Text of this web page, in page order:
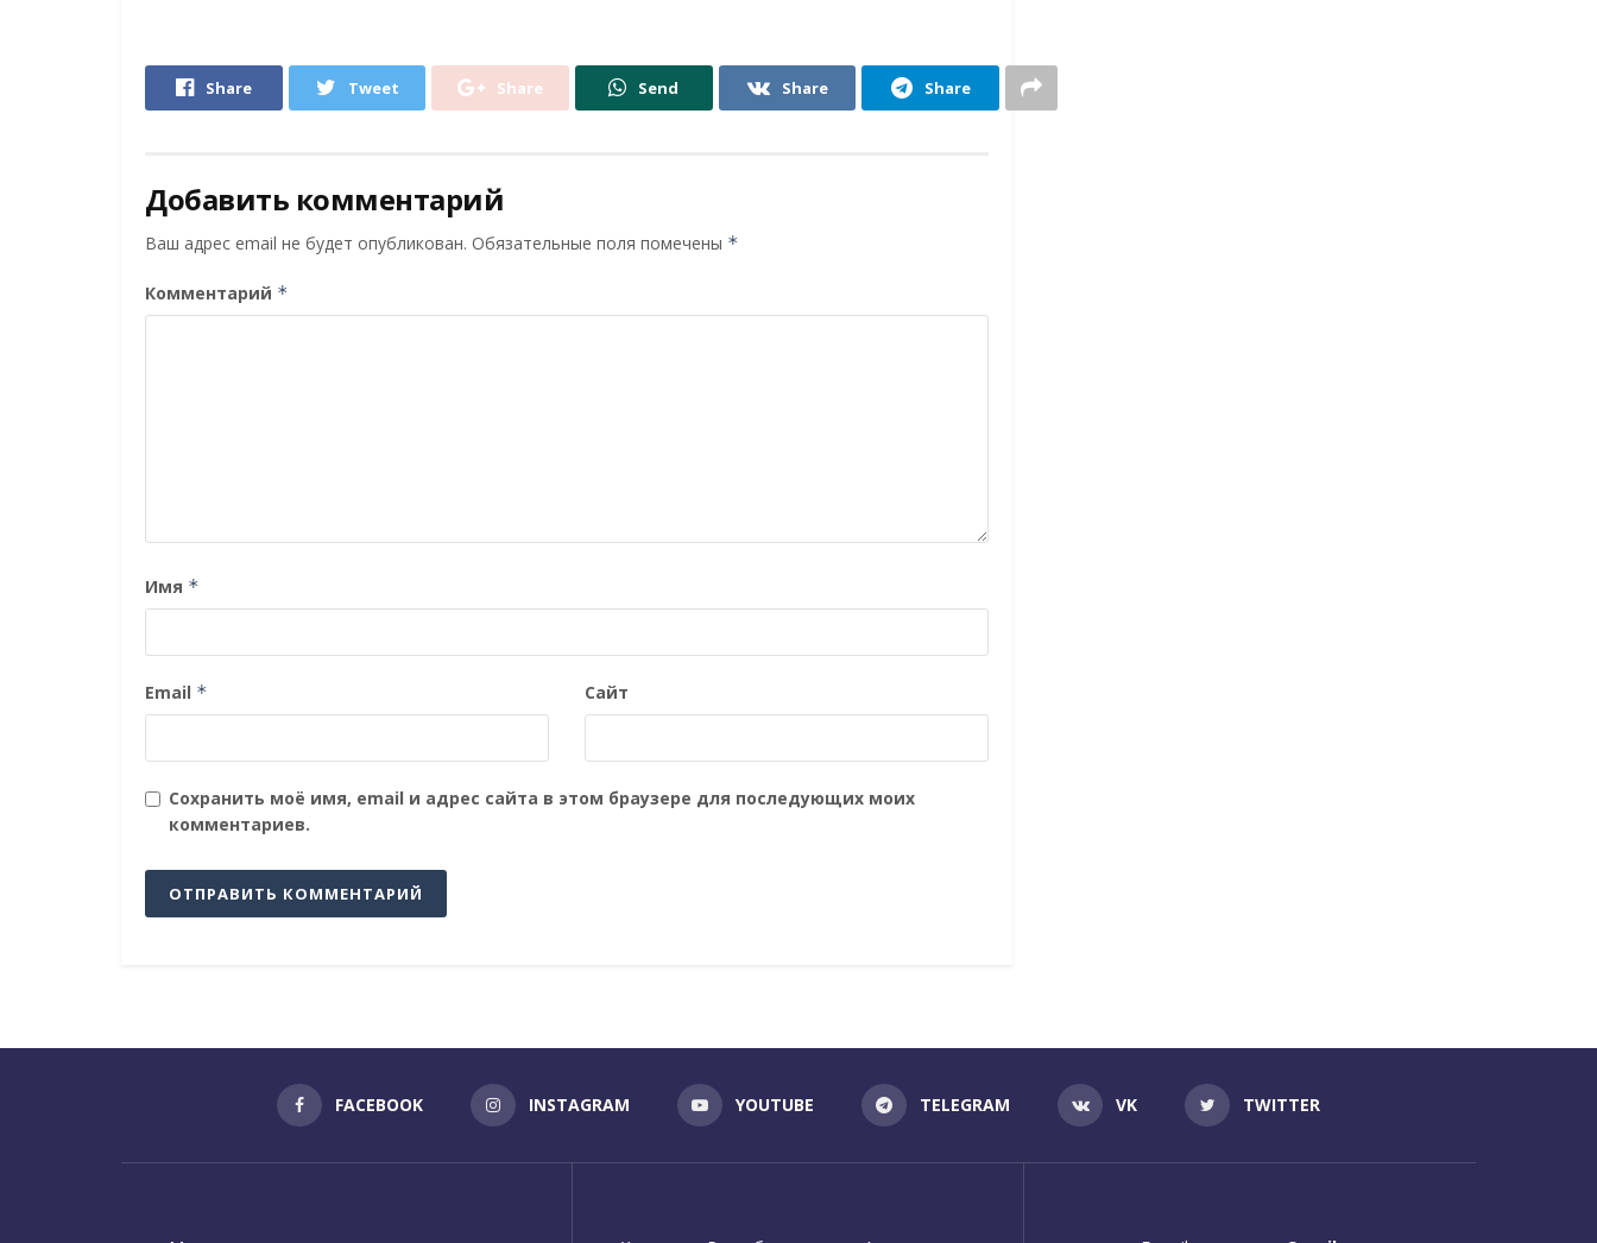
Share Tweet Share Send Share Share
Добавить комментарий
Ваш адрес email не будет опубликован. Обязательные поля помечены *
Комментарий *
Имя *
Email * Сайт
Сохранить моё имя, email и адрес сайта в этом браузере для последующих моих
комментариев.
FACEBOOK INSTAGRAM YOUTUBE TELEGRAM VK TWITTER